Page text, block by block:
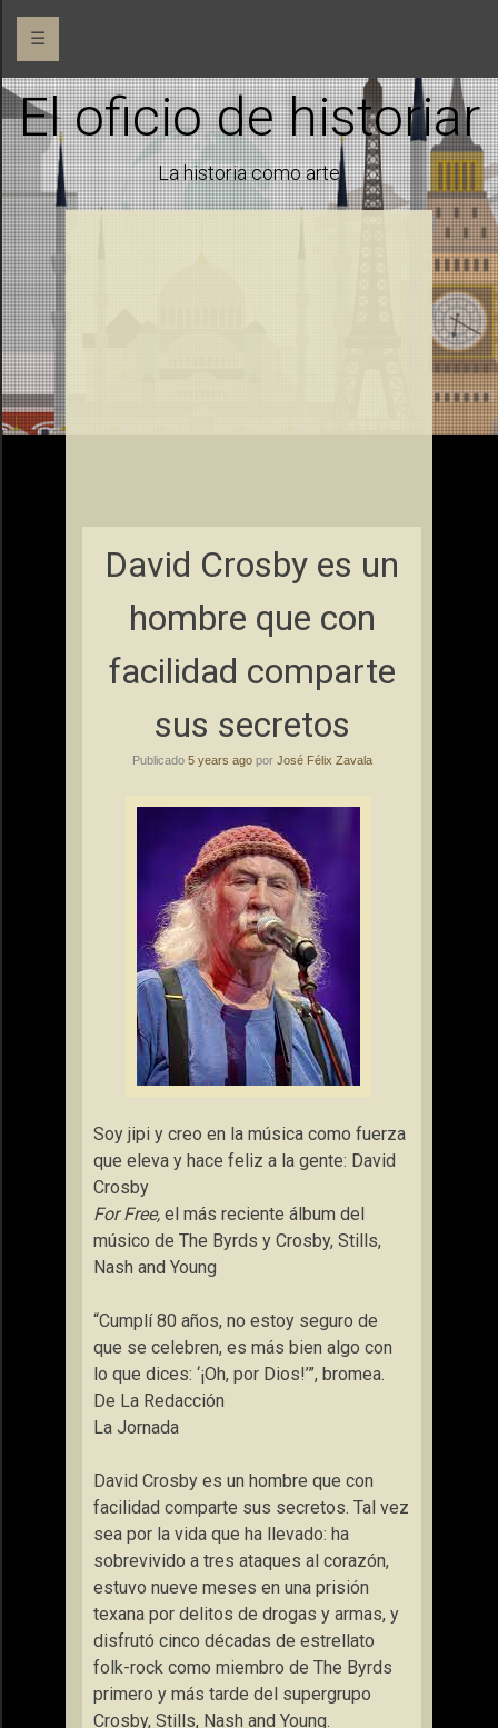
☰
El oficio de historiar
La historia como arte
David Crosby es un
hombre que con
facilidad comparte
sus secretos
Publicado 5 years agopor José Félix Zavala
Soy jipi y creo en la música como fuerza
que eleva y hace feliz a la gente: David
Crosby
For Free, el más reciente álbum del
músico de The Byrds y Crosby, Stills,
Nash and Young
“Cumplí 80 años, no estoy seguro de
que se celebren, es más bien algo con
lo que dices: ‘¡Oh, por Dios!’”, bromea.
De La Redacción
La Jornada
David Crosby es un hombre que con
facilidad comparte sus secretos. Tal vez
sea por la vida que ha llevado: ha
sobrevivido a tres ataques al corazón,
estuvo nueve meses en una prisión
texana por delitos de drogas y armas, y
disfrutó cinco décadas de estrellato
folk-rock como miembro de The Byrds
primero y más tarde del supergrupo
Crosby, Stills, Nash and Young.